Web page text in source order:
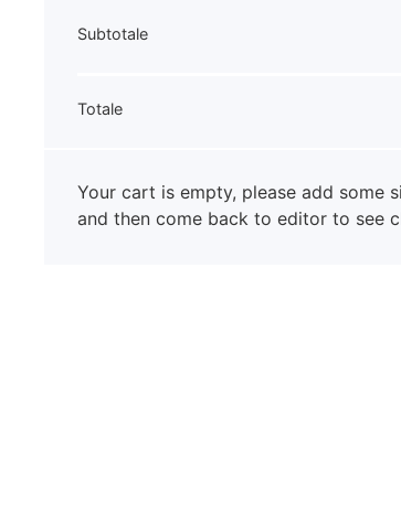
Subtotale
Totale
Your cart is empty, please add some
and then come back to editor to see